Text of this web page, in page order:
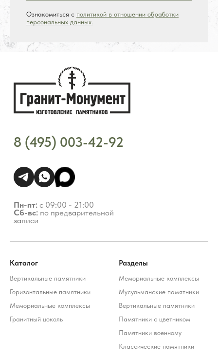
Ознакомиться с политикой в отношении обработки
персональных данных.
Каталог
Вертикальные памятники
Горизонтальные памятники
Мемориальные комплексы
Гранитный цоколь
Разделы
Мемориальные комплексы
Мусульманские памятники
Вертикальные памятники
Памятники с цветником
Памятники военному
Классические памятники